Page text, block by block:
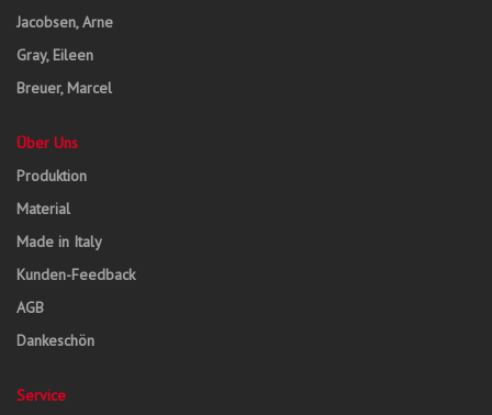
Jacobsen, Arne
Gray, Eileen
Breuer, Marcel
Über Uns
Produktion
Material
Made in Italy
Kunden-Feedback
AGB
Dankeschön
Service